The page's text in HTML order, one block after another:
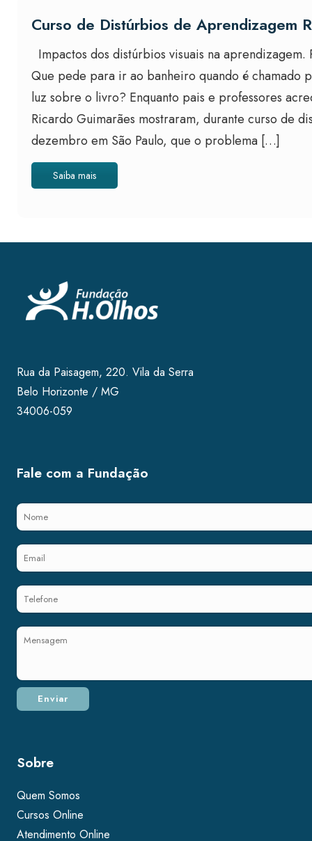
Curso de Distúrbios de Aprendizagem
Impactos dos distúrbios visuais na
Que pede para ir ao banheiro quando é chamado
luz sobre o livro? Enquanto pais e professores
Ricardo Guimarães mostraram, durante curso de
dezembro em São Paulo, que o problema […]
Saiba mais
Rua da Paisagem, 220. Vila da Serra
Belo Horizonte / MG
34006-059
Fale com a Fundação
Sobre
Quem Somos
Cursos Online
Atendimento Online